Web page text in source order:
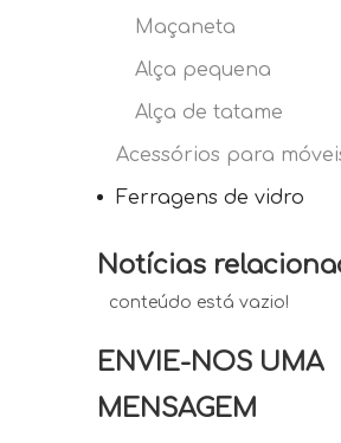
Maçaneta
Alça pequena
Alça de tatame
Acessórios para
Ferragens de vidro
Notícias
conteúdo está vazio!
ENVIE-NOS UMA
MENSAGEM